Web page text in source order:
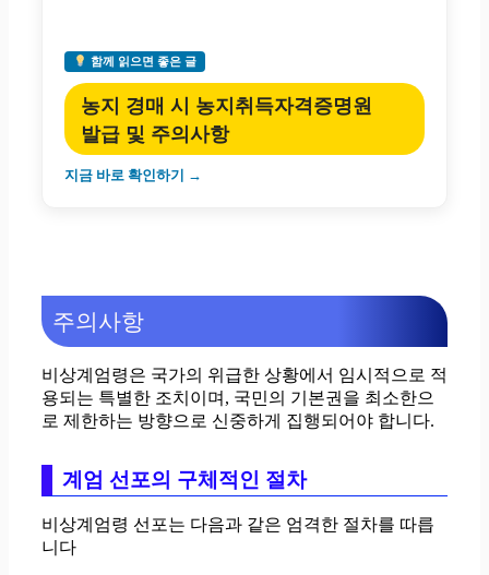
함께 읽으면 좋은 글
농지 경매 시 농지취득자격증명원
발급 및 주의사항
지금 바로 확인하기 →
주의사항
비상계엄령은 국가의 위급한 상황에서 임시적으로 적
용되는 특별한 조치이며, 국민의 기본권을 최소한으
로 제한하는 방향으로 신중하게 집행되어야 합니다.
계엄 선포의 구체적인 절차
비상계엄령 선포는 다음과 같은 엄격한 절차를 따릅
니다